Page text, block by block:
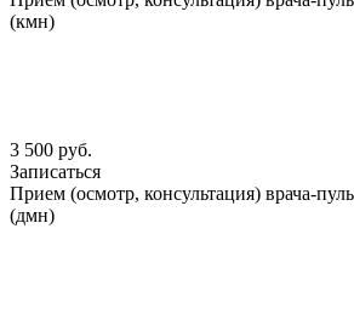
(кмн)
3 500 руб.
Записаться
Прием (осмотр, консультация) врача-
(дмн)